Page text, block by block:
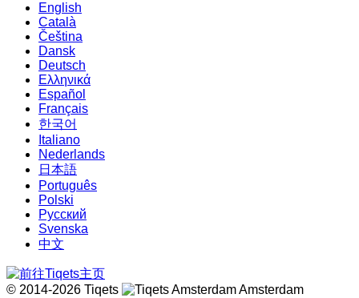
English
Català
Čeština
Dansk
Deutsch
Ελληνικά
Español
Français
한국어
Italiano
Nederlands
日本語
Português
Polski
Русский
Svenska
中文
© 2014-2026 Tiqets
Amsterdam